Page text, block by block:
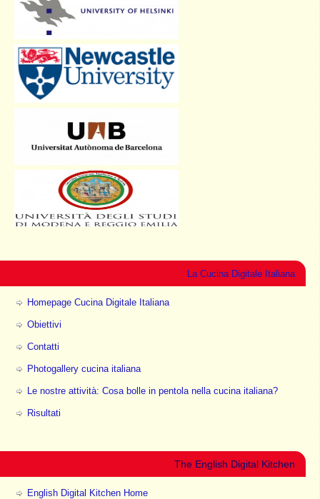
La Cucina Digitale Italiana
Homepage Cucina Digitale Italiana
Obiettivi
Contatti
Photogallery cucina italiana
Le nostre attività: Cosa bolle in pentola nella cucina italiana?
Risultati
The English Digital Kitchen
English Digital Kitchen Home